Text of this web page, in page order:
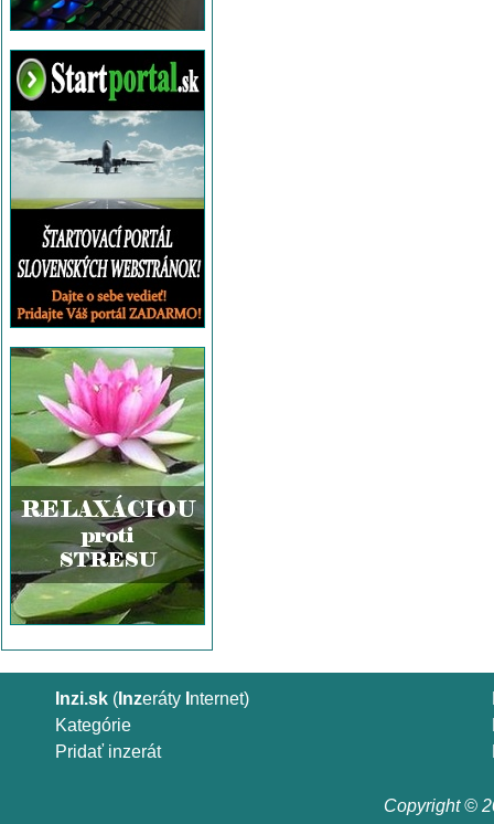
Inzi.sk ( Inzeráty nternet)
Kategórie
Pridať inzerát
Copyright ©